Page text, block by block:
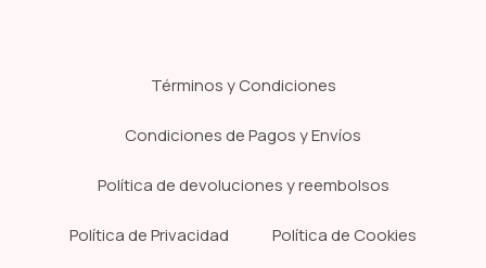
Términos y Condiciones
Condiciones de Pagos y Envíos
Política de devoluciones y reembolsos
Política de Privacidad Política de Cookies